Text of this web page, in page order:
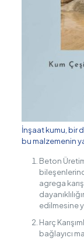
İnşaat kumu, bir
bu malzemenin
Beton
agrega
edilmesine
Harç
bağlayıcı